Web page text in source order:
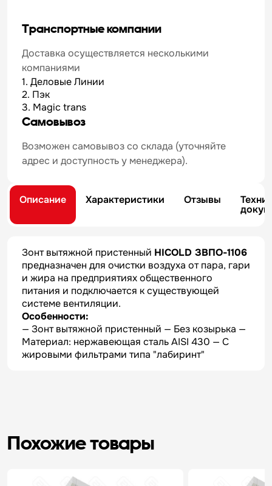
Транспортные компании
Доставка осуществляется несколькими
компаниями
1. Деловые Линии
2. Пэк
3. Magic trans
Самовывоз
Возможен самовывоз со склада (уточняйте
адрес и доступность у менеджера).
Описание Характеристики Отзывы
Зонт вытяжной пристенный HICOLD ЗВПО-1106
предназначен для очистки воздуха от пара, гари
и жира на предприятиях общественного
питания и подключается к существующей
системе вентиляции.
Особенности:
— Зонт вытяжной пристенный — Без козырька —
Материал: нержавеющая сталь AISI 430 — С
жировыми фильтрами типа "лабиринт"
Похожие товары